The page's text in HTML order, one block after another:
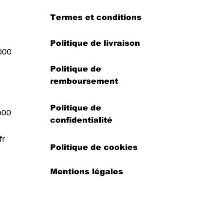
Termes et conditions
Politique de livraison
Politique de
remboursement
Politique de
confidentialité
Politique de cookies
Mentions légales